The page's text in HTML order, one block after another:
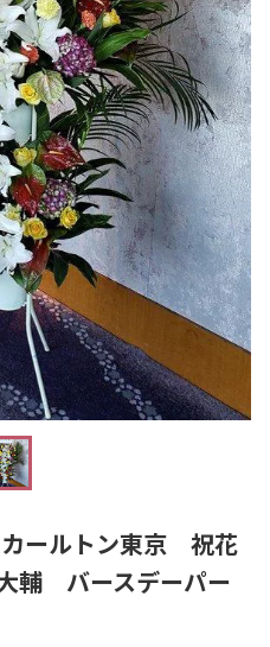
ールトン東京 祝花
輔 バースデーパー